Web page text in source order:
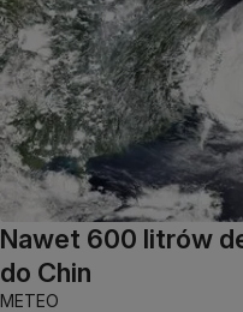
Nawet 600 litrów
do Chin
METEO